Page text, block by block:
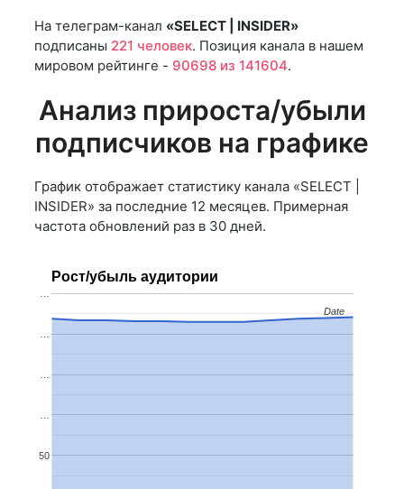
На телеграм-канал «SELECT | INSIDER»
подписаны 221 человек. Позиция канала в нашем
мировом рейтинге - 90698 из 141604.
Анализ прироста/убыли
подписчиков на графике
График отображает статистику канала «SELECT |
INSIDER» за последние 12 месяцев. Примерная
частота обновлений раз в 30 дней.
Рост/убыль аудитории
50
…
…
Date
Date